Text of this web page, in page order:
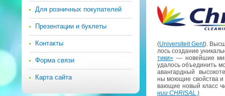
(Universiteit Gent).
лось со­зда­ние
ти­ки» — но­вей­шие
уда­лось объ­еди­нить
аван­гард­ный
ны мо­ю­щие свой­ства и
ва­ю­щие новый класс
нии CHRISAL )
Для розничных покупателей
Презентации и буклеты
Контакты
Форма связи
Карта сайта